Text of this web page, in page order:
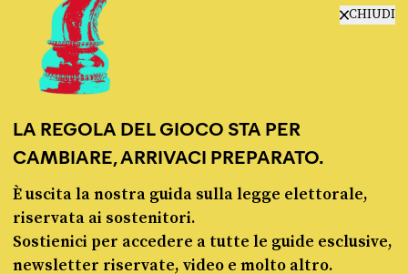
CHIUDI
LA REGOLA DEL GIOCO STA PER
CAMBIARE, ARRIVACI PREPARATO.
È uscita la nostra guida sulla legge elettorale,
riservata ai sostenitori.
Sostienici per accedere a tutte le guide esclusive,
newsletter riservate, video e molto altro.
© Pagella Politica 2012 - 2026
Pagella Politica è una testata registrata presso il Tribunale di Milano, n. 55 del 8
marzo 2021. ISSN 2974-9387